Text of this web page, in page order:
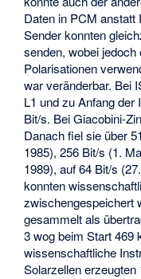
Daten in PCM anstatt
Sender konnten
senden, wobei
Polarisationen
war veränderbar. Bei
L1 und zu Anfang
Bit/s. Bei Giacobini-
Danach fiel sie über
1985), 256 Bit/s (1.
1989), auf 64 Bit/s
konnten
zwischengespeichert
gesammelt als
3 wog beim Start 469
wissenschaftliche
Solarzellen